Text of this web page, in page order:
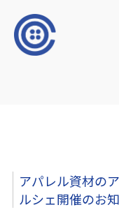
アパレル資材の
ルシェ開催のお